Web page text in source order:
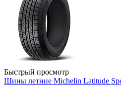
Быстрый просмотр
Шины летние Michelin Latitude